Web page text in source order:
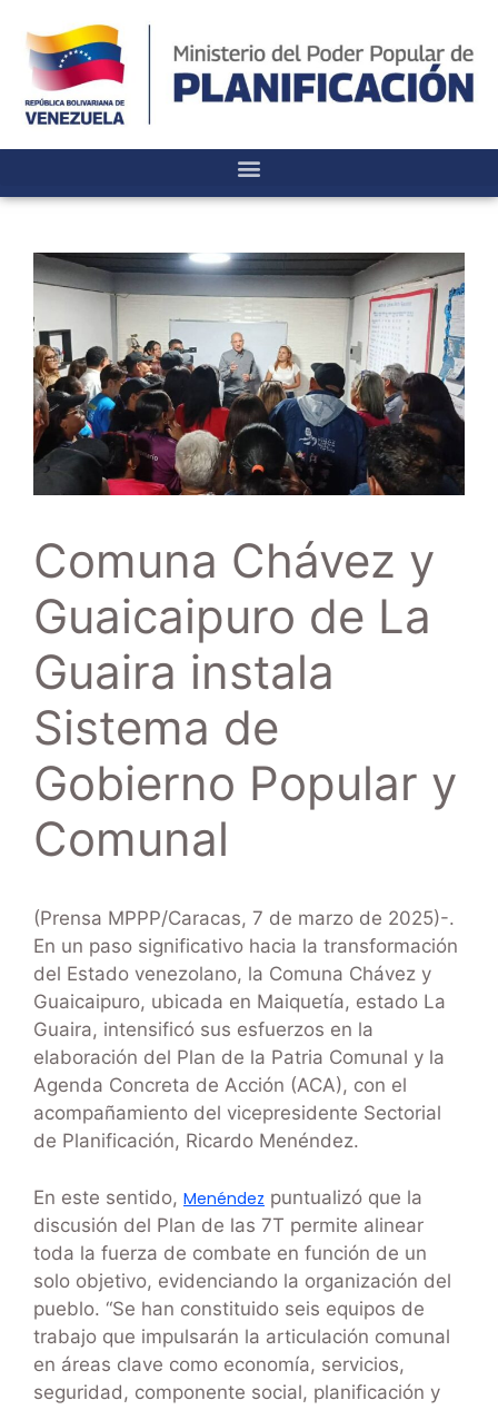
Comuna Chávez y
Guaicaipuro de La
Guaira instala
Sistema de
Gobierno Popular y
Comunal
(Prensa MPPP/Caracas, 7 de marzo de 2025)-.
En un paso significativo hacia la transformación
del Estado venezolano, la Comuna Chávez y
Guaicaipuro, ubicada en Maiquetía, estado La
Guaira, intensificó sus esfuerzos en la
elaboración del Plan de la Patria Comunal y la
Agenda Concreta de Acción (ACA), con el
acompañamiento del vicepresidente Sectorial
de Planificación, Ricardo Menéndez.
En este sentido, Menéndez puntualizó que la
discusión del Plan de las 7T permite alinear
toda la fuerza de combate en función de un
solo objetivo, evidenciando la organización del
pueblo. “Se han constituido seis equipos de
trabajo que impulsarán la articulación comunal
en áreas clave como economía, servicios,
seguridad, componente social, planificación y